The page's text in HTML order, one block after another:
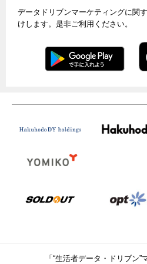
データドリブンマーケティングに関
けします。是非ご利用ください。
「“生活者データ・ドリブン